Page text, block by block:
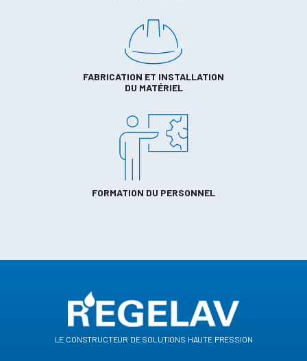
FABRICATION ET INSTALLATION
DU MATÉRIEL
FORMATION DU PERSONNEL
le constructeur de solutions haute pression